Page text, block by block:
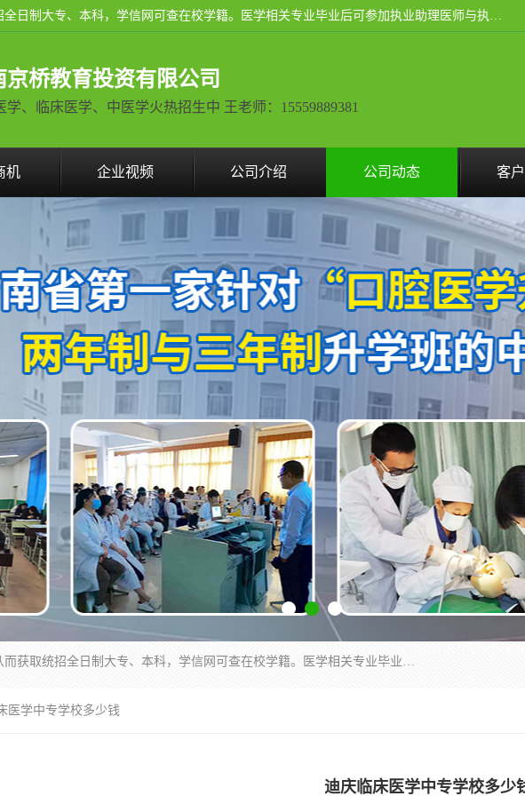
通过医学类院校正规录取从而获取统招全日制大专、本科，学信网可查在校学籍。医学相关专业毕业后可参加执业助理医师与执业医师证书考试（如口腔医学、临床医学、中医学等专业）.
京桥教育投资有限公司
学、临床医学、中医学火热招生中 王老师：15559889381
机 企业视频 公司介绍 公司动态 客
通过医学类院校正规录取从而获取统招全日制大专、本科，学信网可查在校学籍。医学相关专业毕业后可参加执业助理医师与执业医师证书考试（如口腔医学、临床医学、中医学等专业）.
医学中专学校多少钱
迪庆临床医学中专学校多少